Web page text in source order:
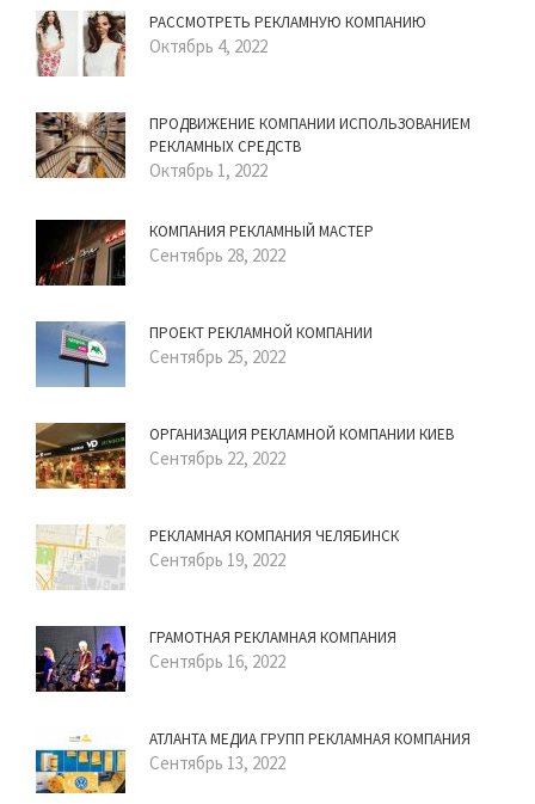
РАССМОТРЕТЬ РЕКЛАМНУЮ КОМПАНИЮ
Октябрь 4, 2022
ПРОДВИЖЕНИЕ КОМПАНИИ ИСПОЛЬЗОВАНИЕМ
РЕКЛАМНЫХ СРЕДСТВ
Октябрь 1, 2022
КОМПАНИЯ РЕКЛАМНЫЙ МАСТЕР
Сентябрь 28, 2022
ПРОЕКТ РЕКЛАМНОЙ КОМПАНИИ
Сентябрь 25, 2022
ОРГАНИЗАЦИЯ РЕКЛАМНОЙ КОМПАНИИ КИЕВ
Сентябрь 22, 2022
РЕКЛАМНАЯ КОМПАНИЯ ЧЕЛЯБИНСК
Сентябрь 19, 2022
ГРАМОТНАЯ РЕКЛАМНАЯ КОМПАНИЯ
Сентябрь 16, 2022
АТЛАНТА МЕДИА ГРУПП РЕКЛАМНАЯ КОМПАНИЯ
Сентябрь 13, 2022